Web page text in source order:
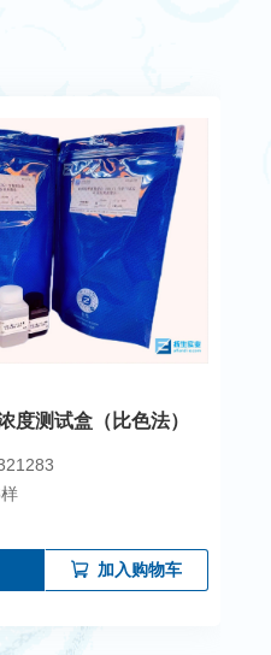
度测试盒（比色法）
加入购物车